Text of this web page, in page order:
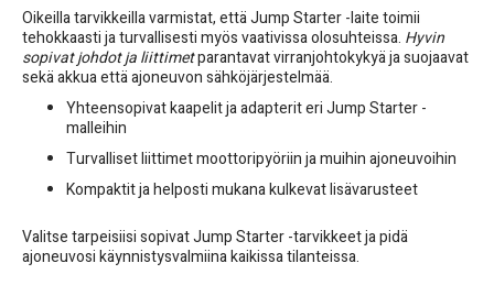
Oikeilla tarvikkeilla varmistat, että Jump Starter -laite toimii
tehokkaasti ja turvallisesti myös vaativissa olosuhteissa. Hyvin
sopivat johdot ja liittimetparantavat virranjohtokykyä ja suojaavat
sekä akkua että ajoneuvon sähköjärjestelmää.
Yhteensopivat kaapelit ja adapterit eri Jump Starter -
malleihin
Turvalliset liittimet moottoripyöriin ja muihin ajoneuvoihin
Kompaktit ja helposti mukana kulkevat lisävarusteet
Valitse tarpeisiisi sopivat Jump Starter -tarvikkeet ja pidä
ajoneuvosi käynnistysvalmiina kaikissa tilanteissa.